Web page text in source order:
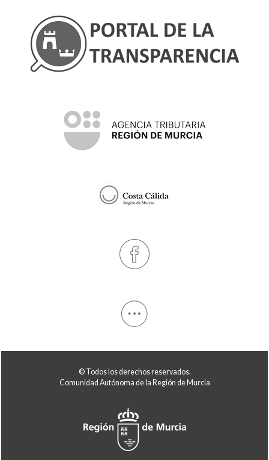
© Todos los derechos reservados.
Comunidad Autónoma de la Región de Murcia